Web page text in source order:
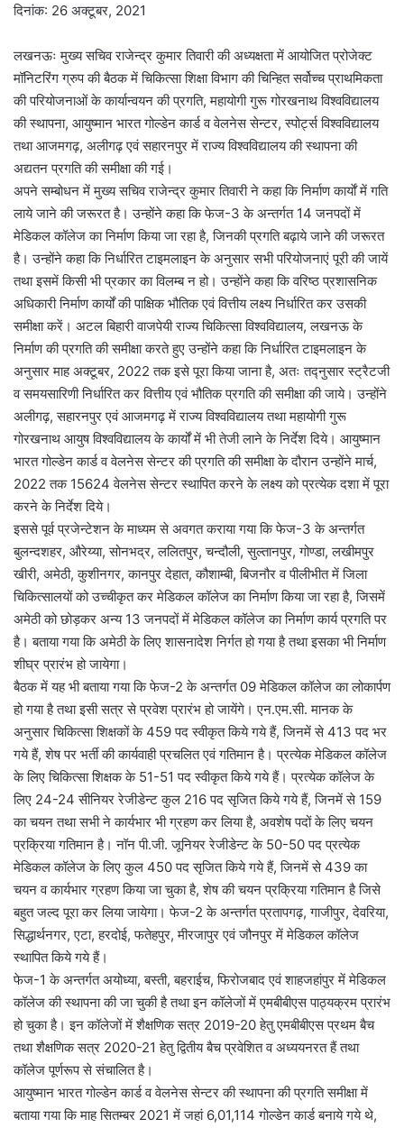
दिनांक: 26 अक्टूबर, 2021
लखनऊः मुख्य सचिव राजेन्द्र कुमार तिवारी की अध्यक्षता में आयोजित प्रोजेक्ट
मॉनिटरिंग ग्रुप की बैठक में चिकित्सा शिक्षा विभाग की चिन्हित सर्वोच्च प्राथमिकता
की परियोजनाओं के कार्यान्वयन की प्रगति, महायोगी गुरू गोरखनाथ विश्वविद्यालय
की स्थापना, आयुष्मान भारत गोल्डेन कार्ड व वेलनेस सेन्टर, स्पोर्ट्स विश्वविद्यालय
तथा आजमगढ़, अलीगढ़ एवं सहारनपुर में राज्य विश्वविद्यालय की स्थापना की
अद्यतन प्रगति की समीक्षा की गई।
अपने सम्बोधन में मुख्य सचिव राजेन्द्र कुमार तिवारी ने कहा कि निर्माण कार्याें में गति
लाये जाने की जरूरत है। उन्होंने कहा कि फेज-3 के अन्तर्गत 14 जनपदों में
मेडिकल कॉलेज का निर्माण किया जा रहा है, जिनकी प्रगति बढ़ाये जाने की जरूरत
है। उन्होंने कहा कि निर्धारित टाइमलाइन के अनुसार सभी परियोजनाएं पूरी की जायें
तथा इसमें किसी भी प्रकार का विलम्ब न हो। उन्होंने कहा कि वरिष्ठ प्रशासनिक
अधिकारी निर्माण कार्यों की पाक्षिक भौतिक एवं वित्तीय लक्ष्य निर्धारित कर उसकी
समीक्षा करें। अटल बिहारी वाजपेयी राज्य चिकित्सा विश्वविद्यालय, लखनऊ के
निर्माण की प्रगति की समीक्षा करते हुए उन्होंने कहा कि निर्धारित टाइमलाइन के
अनुसार माह अक्टूबर, 2022 तक इसे पूरा किया जाना है, अतः तद्नुसार स्ट्रैटजी
व समयसारिणी निर्धारित कर वित्तीय एवं भौतिक प्रगति की समीक्षा की जाये। उन्होंने
अलीगढ़, सहारनपुर एवं आजमगढ़ में राज्य विश्वविद्यालय तथा महायोगी गुरू
गोरखनाथ आयुष विश्वविद्यालय के कार्यों में भी तेजी लाने के निर्देश दिये। आयुष्मान
भारत गोल्डेन कार्ड व वेलनेस सेन्टर की प्रगति की समीक्षा के दौरान उन्होंने मार्च,
2022 तक 15624 वेलनेस सेन्टर स्थापित करने के लक्ष्य को प्रत्येक दशा में पूरा
करने के निर्देश दिये।
इससे पूर्व प्रजेन्टेशन के माध्यम से अवगत कराया गया कि फेज-3 के अन्तर्गत
बुलन्दशहर, औरेय्या, सोनभद्र, ललितपुर, चन्दौली, सुल्तानपुर, गोण्डा, लखीमपुर
खीरी, अमेठी, कुशीनगर, कानपुर देहात, कौशाम्बी, बिजनौर व पीलीभीत में जिला
चिकित्सालयों को उच्चीकृत कर मेडिकल कॉलेज का निर्माण किया जा रहा है, जिसमें
अमेठी को छोड़कर अन्य 13 जनपदों में मेडिकल कॉलेज का निर्माण कार्य प्रगति पर
है। बताया गया कि अमेठी के लिए शासनादेश निर्गत हो गया है तथा इसका भी निर्माण
शीघ्र प्रारंभ हो जायेगा।
बैठक में यह भी बताया गया कि फेज-2 के अन्तर्गत 09 मेडिकल कॉलेज का लोकार्पण
हो गया है तथा इसी सत्र से प्रवेश प्रारंभ हो जायेंगे। एन.एम.सी. मानक के
अनुसार चिकित्सा शिक्षकों के 459 पद स्वीकृत किये गये हैं, जिनमें से 413 पद भर
गये हैं, शेष पर भर्ती की कार्यवाही प्रचलित एवं गतिमान है। प्रत्येक मेडिकल कॉलेज
के लिए चिकित्सा शिक्षक के 51-51 पद स्वीकृत किये गये हैं। प्रत्येक कॉलेज के
लिए 24-24 सीनियर रेजीडेन्ट कुल 216 पद सृजित किये गये हैं, जिनमें से 159
का चयन तथा सभी ने कार्यभार भी ग्रहण कर लिया है, अवशेष पदों के लिए चयन
प्रक्रिया गतिमान है। नॉन पी.जी. जूनियर रेजीडेन्ट के 50-50 पद प्रत्येक
मेडिकल कॉलेज के लिए कुल 450 पद सृजित किये गये हैं, जिनमें से 439 का
चयन व कार्यभार ग्रहण किया जा चुका है, शेष की चयन प्रक्रिया गतिमान है जिसे
बहुत जल्द पूरा कर लिया जायेगा। फेज-2 के अन्तर्गत प्रतापगढ़, गाजीपुर, देवरिया,
सिद्धार्थनगर, एटा, हरदोई, फतेहपुर, मीरजापुर एवं जौनपुर में मेडिकल कॉलेज
स्थापित किये गये हैं।
फेज-1 के अन्तर्गत अयोध्या, बस्ती, बहराईच, फिरोजबाद एवं शाहजहांपुर में मेडिकल
कॉलेज की स्थापना की जा चुकी है तथा इन कॉलेजों में एमबीबीएस पाठ्यक्रम प्रारंभ
हो चुका है। इन कॉलेजों में शैक्षणिक सत्र 2019-20 हेतु एमबीबीएस प्रथम बैच
तथा शैक्षणिक सत्र 2020-21 हेतु द्वितीय बैच प्रवेशित व अध्ययनरत हैं तथा
कॉलेज पूर्णरूप से संचालित है।
आयुष्मान भारत गोल्डेन कार्ड व वेलनेस सेन्टर की स्थापना की प्रगति समीक्षा में
बताया गया कि माह सितम्बर 2021 में जहां 6,01,114 गोल्डेन कार्ड बनाये गये थे,